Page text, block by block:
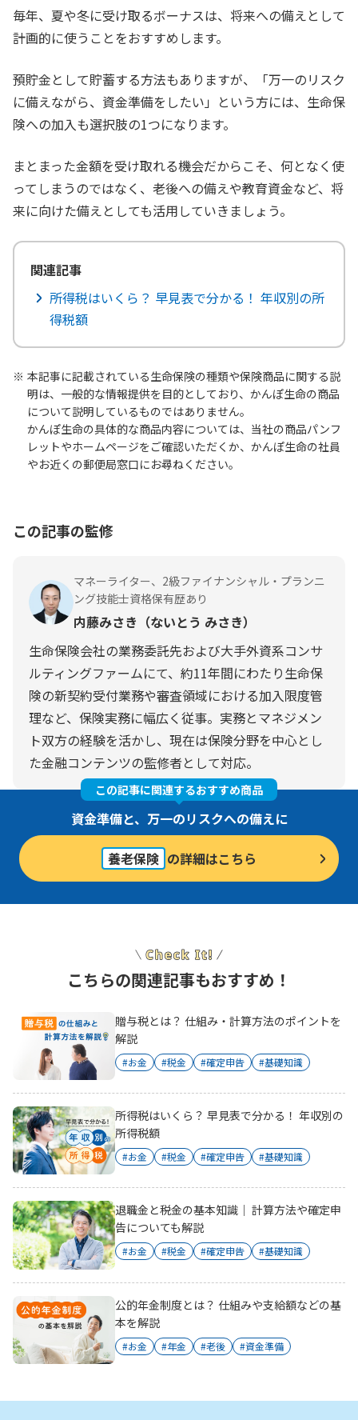
毎年、夏や冬に受け取るボーナスは、将来への備えとして
計画的に使うことをおすすめします。
預貯金として貯蓄する方法もありますが、「万一のリスク
に備えながら、資金準備をしたい」という方には、生命保
険への加入も選択肢の1つになります。
まとまった金額を受け取れる機会だからこそ、何となく使
ってしまうのではなく、老後への備えや教育資金など、将
来に向けた備えとしても活用していきましょう。
関連記事
所得税はいくら？ 早見表で分かる！ 年収別の所
得税額
本記事に記載されている生命保険の種類や保険商品に関する説
明は、一般的な情報提供を目的としており、かんぽ生命の商品
について説明しているものではありません。
かんぽ生命の具体的な商品内容については、当社の商品パンフ
レットやホームページをご確認いただくか、かんぽ生命の社員
やお近くの郵便局窓口にお尋ねください。
この記事の監修
マネーライター、2級ファイナンシャル・プランニ
ング技能士資格保有歴あり
内藤みさき（ないとう みさき）
生命保険会社の業務委託先および大手外資系コンサ
ルティングファームにて、約11年間にわたり生命保
険の新契約受付業務や審査領域における加入限度管
理など、保険実務に幅広く従事。実務とマネジメン
ト双方の経験を活かし、現在は保険分野を中心とし
た金融コンテンツの監修者として対応。
この記事に関連するおすすめ商品
資金準備と、万一のリスクへの備えに
養老保険 の詳細はこちら
こちらの関連記事もおすすめ！
贈与税とは？ 仕組み・計算方法のポイントを
解説
#お金 #税金 #確定申告 #基礎知識
所得税はいくら？ 早見表で分かる！ 年収別の
所得税額
#お金 #税金 #確定申告 #基礎知識
退職金と税金の基本知識｜ 計算方法や確定申
告についても解説
#お金 #税金 #確定申告 #基礎知識
公的年金制度とは？ 仕組みや支給額などの基
本を解説
#お金 #年金 #老後 #資金準備